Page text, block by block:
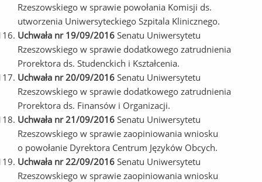
Rzeszowskiego w sprawie powołania Komisji ds.
utworzenia Uniwersyteckiego Szpitala Klinicznego.
Uchwała nr 19/09/2016 Senatu Uniwersytetu
Rzeszowskiego w sprawie dodatkowego zatrudnienia
Prorektora ds. Studenckich i Kształcenia.
Uchwała nr 20/09/2016 Senatu Uniwersytetu
Rzeszowskiego w sprawie dodatkowego zatrudnienia
Prorektora ds. Finansów i Organizacji.
Uchwała nr 21/09/2016 Senatu Uniwersytetu
Rzeszowskiego w sprawie zaopiniowania wniosku
o powołanie Dyrektora Centrum Języków Obcych.
Uchwała nr 22/09/2016 Senatu Uniwersytetu
Rzeszowskiego w sprawie zaopiniowania wniosku